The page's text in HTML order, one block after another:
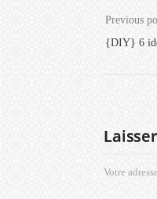
Previous
{DIY} 6
Votre